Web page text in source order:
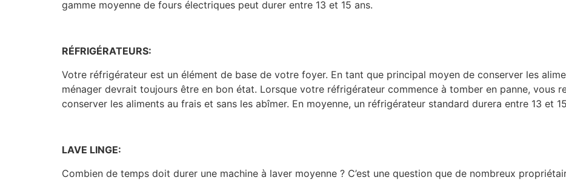
gamme moyenne de fours électriques peut durer entre 13 et 15 ans.
RÉFRIGÉRATEURS:
Votre réfrigérateur est un élément de base de votre foyer. En tant que principal moyen de conserver les
ménager devrait toujours être en bon état. Lorsque votre réfrigérateur commence à tomber en panne, vous
conserver les aliments au frais et sans les abîmer. En moyenne, un réfrigérateur standard durera entre 13 et
LAVE LINGE:
Combien de temps doit durer une machine à laver moyenne ? C’est une question que de nombreux